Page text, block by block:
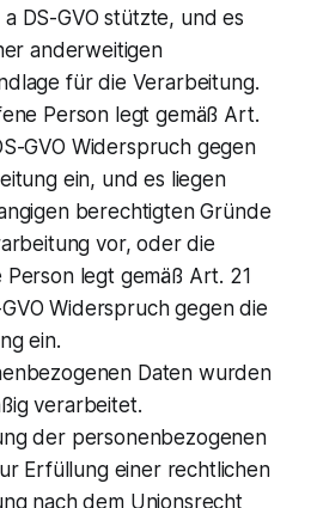
DS-GVO stützte, und es
anderweitigen
für die Verarbeitung.
Person legt gemäß Art.
GVO Widerspruch gegen
ein, und es liegen
berechtigten Gründe
vor, oder die
legt gemäß Art. 21
Widerspruch gegen die
ein.
Daten wurden
verarbeitet.
der personenbezogenen
Erfüllung einer rechtlichen
nach dem Unionsrecht